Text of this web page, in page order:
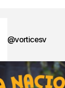
@vorticesv